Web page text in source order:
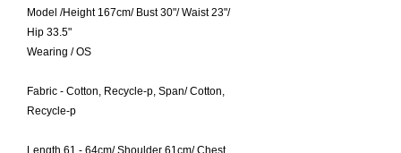
Model /Height 167cm/ Bust 30"/ Waist 23"/
Hip 33.5"
Wearing / OS
Fabric - Cotton, Recycle-p, Span/ Cotton,
Recycle-p
Length 61 - 64cm/ Shoulder 61cm/ Chest